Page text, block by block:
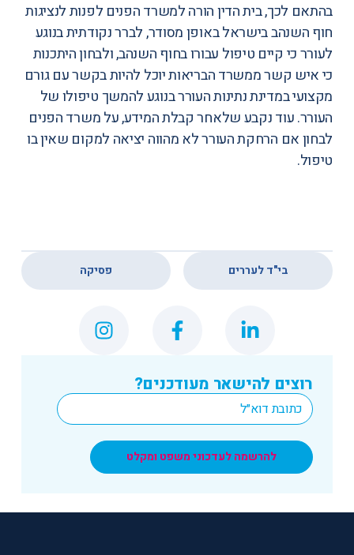
בהתאם לכך, בית הדין הורה למשרד הפנים לפנות לנציגות
חוף השנהב בישראל באופן מסודר, לברר נקודתית בנוגע
לעורר כי קיים טיפול עבורו בחוף השנהב, ולבחון היתכנות
כי איש קשר ממשרד הבריאות יוכל להיות בקשר עם גורם
מקצועי במדינת נתינות העורר בנוגע להמשך טיפולו של
העורר. עוד נקבע שלאחר קבלת המידע, על משרד הפנים
לבחון אם הרחקת העורר לא מהווה יציאה למקום שאין בו
טיפול.
רוצים להישאר מעודכנים?
Email
*
להרשמה לעדכוני משפט ומקלט
בי"ד לעררים פסיקה